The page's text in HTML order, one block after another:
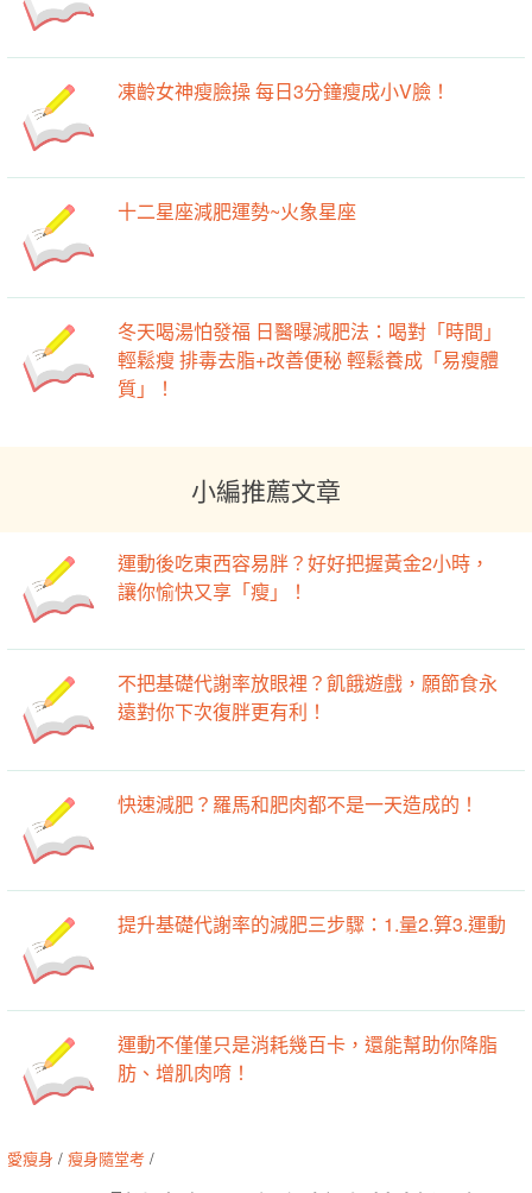
凍齡女神瘦臉操 每日3分鐘瘦成小V臉！
十二星座減肥運勢~火象星座
冬天喝湯怕發福 日醫曝減肥法：喝對「時間」
輕鬆瘦 排毒去脂+改善便秘 輕鬆養成「易瘦體
質」！
小編推薦文章
運動後吃東西容易胖？好好把握黃金2小時，
讓你愉快又享「瘦」！
不把基礎代謝率放眼裡？飢餓遊戲，願節食永
遠對你下次復胖更有利！
快速減肥？羅馬和肥肉都不是一天造成的！
提升基礎代謝率的減肥三步驟：1.量2.算3.運動
運動不僅僅只是消耗幾百卡，還能幫助你降脂
肪、增肌肉唷！
愛瘦身 / 瘦身隨堂考 /